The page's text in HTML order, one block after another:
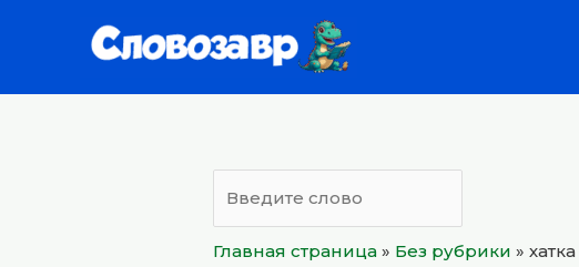
Главная страница » Без рубрики » хатка